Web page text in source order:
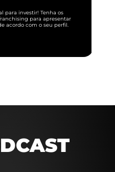
para investir! Tenha os
para apresentar
acordo com o seu perfil.